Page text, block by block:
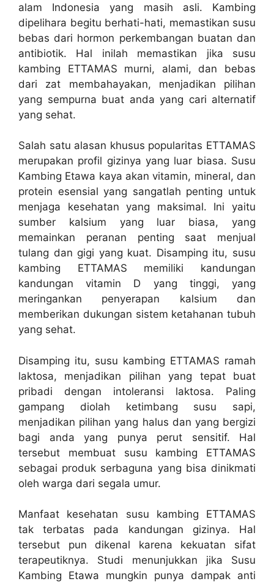
alam Indonesia yang masih asli. Kambing
dipelihara begitu berhati-hati, memastikan susu
bebas dari hormon perkembangan buatan dan
antibiotik. Hal inilah memastikan jika susu
kambing ETTAMAS murni, alami, dan bebas
dari zat membahayakan, menjadikan pilihan
yang sempurna buat anda yang cari alternatif
yang sehat.
Salah satu alasan khusus popularitas ETTAMAS
merupakan profil gizinya yang luar biasa. Susu
Kambing Etawa kaya akan vitamin, mineral, dan
protein esensial yang sangatlah penting untuk
menjaga kesehatan yang maksimal. Ini yaitu
sumber kalsium yang luar biasa, yang
memainkan peranan penting saat menjual
tulang dan gigi yang kuat. Disamping itu, susu
kambing ETTAMAS memiliki kandungan
kandungan vitamin D yang tinggi, yang
meringankan penyerapan kalsium dan
memberikan dukungan sistem ketahanan tubuh
yang sehat.
Disamping itu, susu kambing ETTAMAS ramah
laktosa, menjadikan pilihan yang tepat buat
pribadi dengan intoleransi laktosa. Paling
gampang diolah ketimbang susu sapi,
menjadikan pilihan yang halus dan yang bergizi
bagi anda yang punya perut sensitif. Hal
tersebut membuat susu kambing ETTAMAS
sebagai produk serbaguna yang bisa dinikmati
oleh warga dari segala umur.
Manfaat kesehatan susu kambing ETTAMAS
tak terbatas pada kandungan gizinya. Hal
tersebut pun dikenal karena kekuatan sifat
terapeutiknya. Studi menunjukkan jika Susu
Kambing Etawa mungkin punya dampak anti